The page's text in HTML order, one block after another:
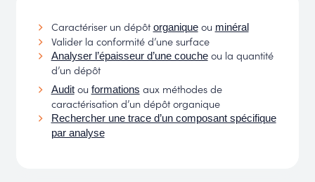
Caractériser un dépôt organiqueou minéral
Valider la conformité d’une surface
Analyser l’épaisseur d’une coucheou la quantité
d’un dépôt
Auditou formations aux méthodes de
caractérisation d’un dépôt organique
Rechercher une trace d’un composant spécifique
par analyse